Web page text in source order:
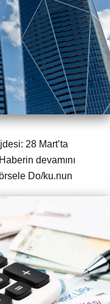
28 Mart’ta
devamını
Do/ku.nun